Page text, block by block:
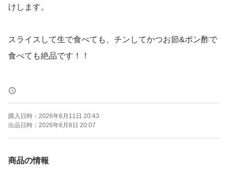
けします。
スライスして生で食べても、チンしてかつお節&ポン酢で
食べても絶品です！！
火を通すと甘みが増し、美味しさアップ
あま〜い玉ねぎ！ぜひ、味わってみて下さい(^^)
品種 ターザン
購入日時： 2026年6月11日 20:43
出品日時： 2026年6月8日 20:07
商品の情報